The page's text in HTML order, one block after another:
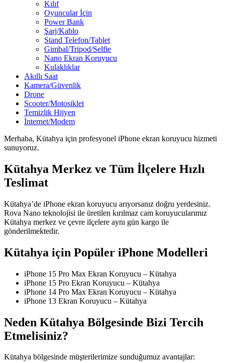
Kılıf
Oyuncular İçin
Power Bank
Şarj/Kablo
Stand Telefon/Tablet
Gimbal/Tripod/Selfie
Nano Ekran Koruyucu
Kulaklıklar
Akıllı Saat
Kamera/Güvenlik
Drone
Scooter/Motosiklet
Temizlik Hijyen
İnternet/Modem
Merhaba, Kütahya için profesyonel iPhone ekran koruyucu hizmeti
sunuyoruz.
Kütahya Merkez ve Tüm İlçelere Hızlı
Teslimat
Kütahya’de iPhone ekran koruyucu arıyorsanız doğru yerdesiniz.
Rova Nano teknolojisi ile üretilen kırılmaz cam koruyucularımız
Kütahya merkez ve çevre ilçelere aynı gün kargo ile
gönderilmektedir.
Kütahya için Popüler iPhone Modelleri
iPhone 15 Pro Max Ekran Koruyucu – Kütahya
iPhone 15 Pro Ekran Koruyucu – Kütahya
iPhone 14 Pro Max Ekran Koruyucu – Kütahya
iPhone 13 Ekran Koruyucu – Kütahya
Neden Kütahya Bölgesinde Bizi Tercih
Etmelisiniz?
Kütahya bölgesinde müşterilerimize sunduğumuz avantajlar: